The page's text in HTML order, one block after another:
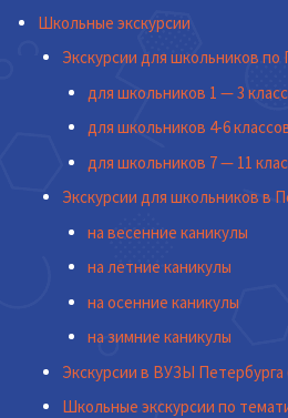
Школьные экскурсии
Экскурсии для школьников по
для школьников 1 — 3
для школьников 4-6
для школьников 7 — 11
Экскурсии для школьников в
на весенние каникулы
на летние каникулы
на осенние каникулы
на зимние каникулы
Экскурсии в ВУЗЫ
Школьные экскурсии по